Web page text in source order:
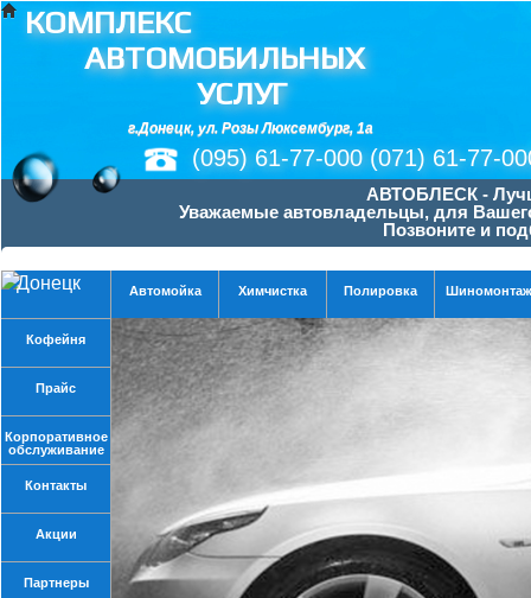
КОМПЛЕКС
АВТОМОБИЛЬНЫХ
УСЛУГ
г.Донецк, ул. Розы Люксембург, 1а
(095) 61-77-000 (071) 61-77-
АВТОБЛЕСК -
Уважаемые автовладельцы, для
Позвоните и
Донецк Автомойка Химчистка Полировка Шиномонтаж
Кофейня
Прайс
Корпоративное
обслуживание
Контакты
Акции
Партнеры